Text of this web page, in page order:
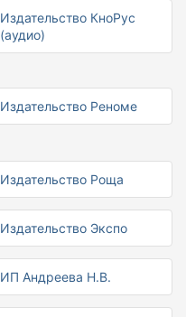
Издательство КноРус
(аудио)
Издательство Реноме
Издательство Роща
Издательство Экспо
ИП Андреева Н.В.